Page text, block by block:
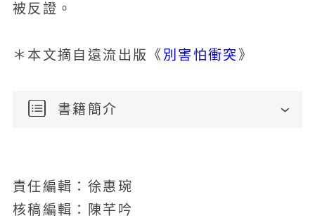
被反證。
＊本文摘自遠流出版《 別害怕衝突 》
書籍簡介
責任編輯：徐惠琬
核稿編輯：陳芊吟